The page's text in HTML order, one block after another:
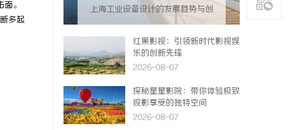
。
多起
上海工业设备设计的发展趋势与创
新实践探索
红果影视：引领新时代影视娱
乐的创新先锋
2026-08-07
探秘星星影院：带你体验极致
观影享受的独特空间
2026-08-07